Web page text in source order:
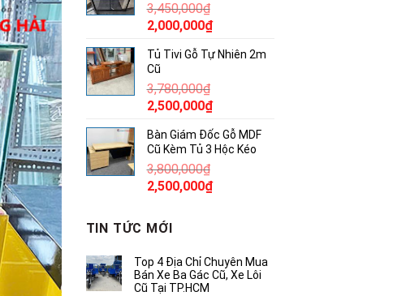
3,450,000₫
Giá
là:
3,450,000₫.
2,000,000₫Giá
tại
Tủ Tivi Gỗ Tự Nhiên 2m
Cũ
3,780,000₫
Giá
là:
3,780,000₫.
2,500,000₫Giá
tại
là:
Bàn Giám Đốc Gỗ MDF
Cũ Kèm Tủ 3 Hộc Kéo
3,800,000₫
Giá
là:
3,800,000₫.
2,500,000₫Giá
2,500,000₫.
TIN TỨC MỚI
Top 4 Địa Chỉ Chuyên Mua
Bán Xe Ba Gác Cũ, Xe Lôi
Cũ Tại TP.HCM